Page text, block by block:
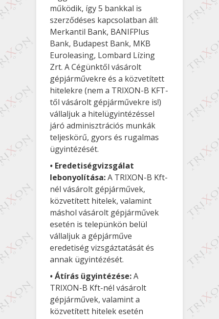
működik, így 5 bankkal is
szerződéses kapcsolatban áll:
Merkantil Bank, BANIFPlus
Bank, Budapest Bank, MKB
Euroleasing, Lombard Lízing
Zrt. A Cégünktől vásárolt
gépjárművekre és a közvetített
hitelekre (nem a TRIXON-B KFT-
től vásárolt gépjárművekre is!)
vállaljuk a hitelügyintézéssel
járó adminisztrációs munkák
teljeskörű, gyors és rugalmas
ügyintézését.
• Eredetiségvizsgálat
lebonyolítása:A TRIXON-B Kft-
nél vásárolt gépjárművek,
közvetített hitelek, valamint
máshol vásárolt gépjárművek
esetén is telepünkön belül
vállaljuk a gépjárműve
eredetiség vizsgáztatását és
annak ügyintézését.
• Átírás ügyintézése:A
TRIXON-B Kft-nél vásárolt
gépjárművek, valamint a
közvetített hitelek esetén